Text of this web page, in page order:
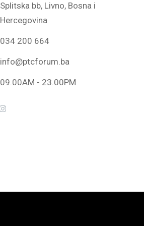
Splitska bb, Livno, Bosna i
Hercegovina
034 200 664
info@ptcforum.ba
09.00AM - 23.00PM